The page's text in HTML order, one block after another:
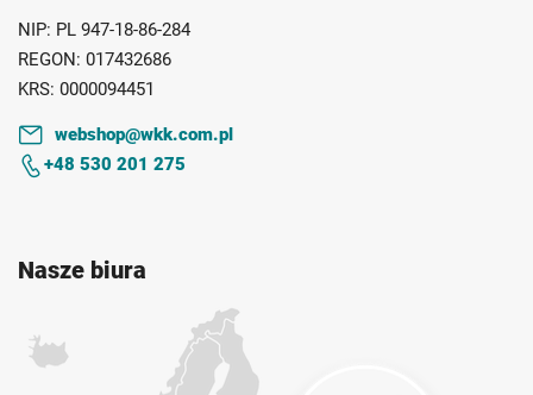
NIP: PL 947-18-86-284
REGON: 017432686
KRS: 0000094451
webshop@wkk.com.pl
+48 530 201 275
Nasze biura